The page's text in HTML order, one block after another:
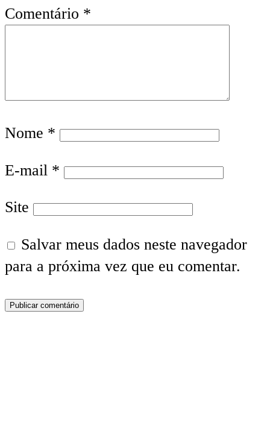
Comentário *
Nome *
E-mail *
Site
Salvar meus dados neste navegador
para a próxima vez que eu comentar.